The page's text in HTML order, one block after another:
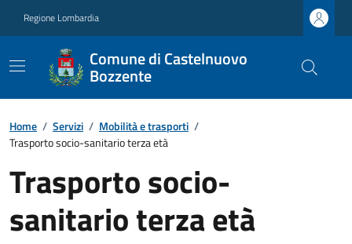
Regione Lombardia
Comune di Castelnuovo
Bozzente
Home / Servizi / Mobilità e trasporti /
Trasporto socio-sanitario terza età
Trasporto socio-
sanitario terza età